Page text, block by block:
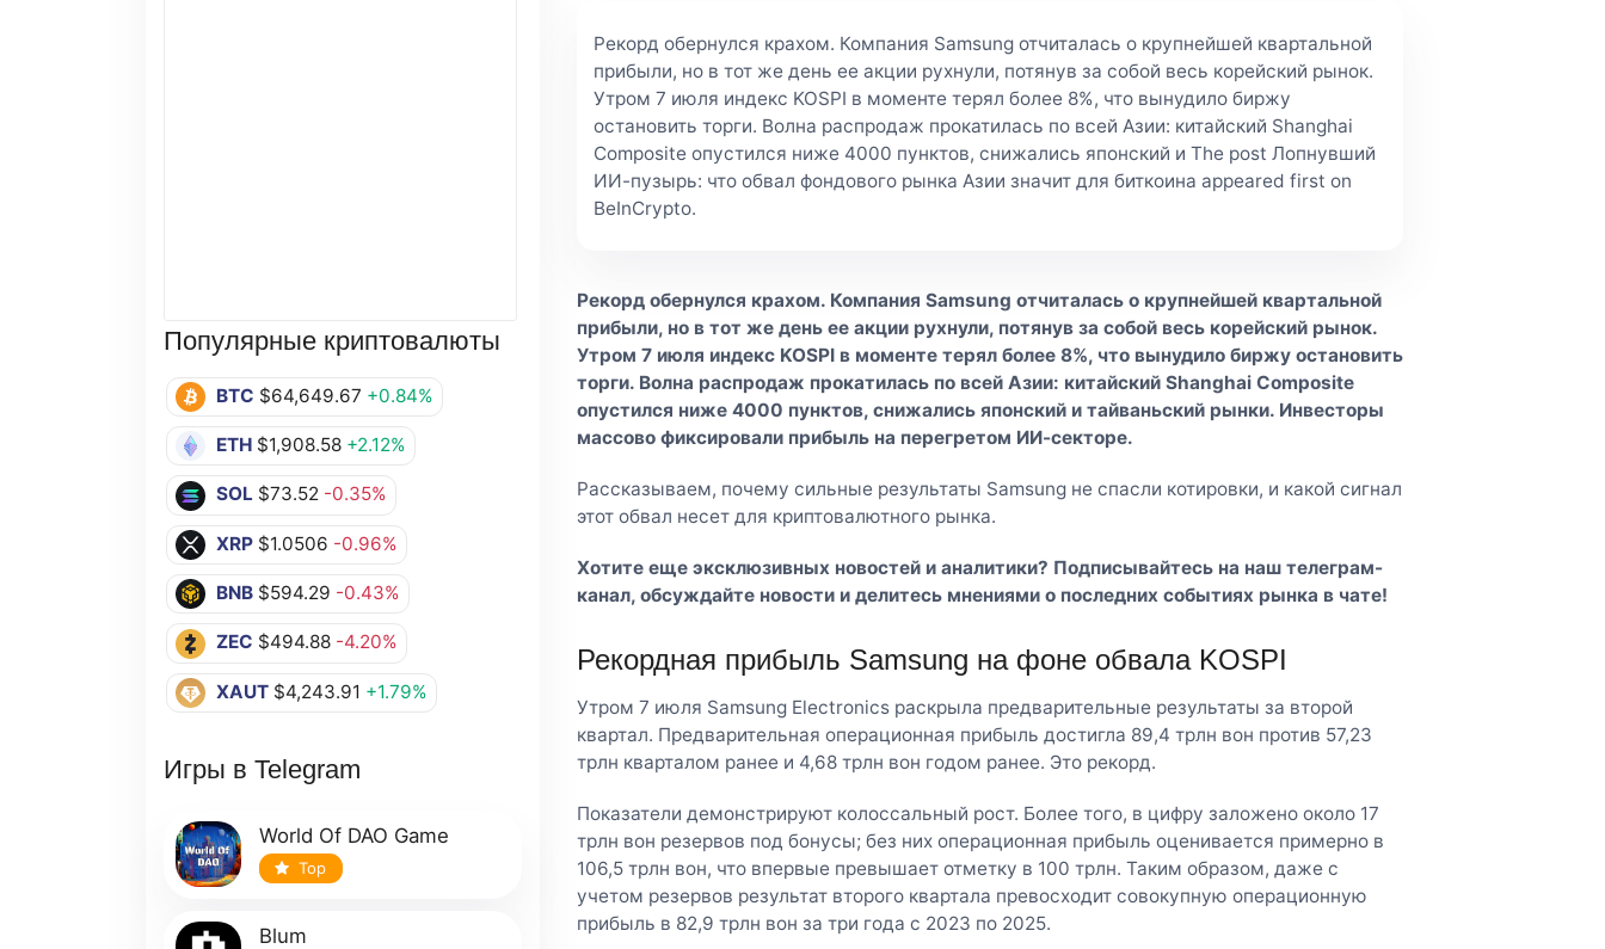
Популярные криптовалюты
BTC $64,649.67 +0.84%
ETH $1,908.58 +2.12%
SOL $73.52 -0.35%
XRP $1.0506 -0.96%
BNB $594.29 -0.43%
ZEC $494.88 -4.20%
XAUT $4,243.91 +1.79%
Игры в Telegram
World Of DAO Game
Top
Blum
Рекорд обернулся крахом. Компания Samsung отчиталась о крупнейшей квартальной
прибыли, но в тот же день ее акции рухнули, потянув за собой весь корейский рынок.
Утром 7 июля индекс KOSPI в моменте терял более 8%, что вынудило биржу
остановить торги. Волна распродаж прокатилась по всей Азии: китайский Shanghai
Composite опустился ниже 4000 пунктов, снижались японский и The post Лопнувший
ИИ-пузырь: что обвал фондового рынка Азии значит для биткоина appeared first on
BeInCrypto.
Рекорд обернулся крахом. Компания Samsung отчиталась о крупнейшей квартальной
прибыли, но в тот же день ее акции рухнули, потянув за собой весь корейский рынок.
Утром 7 июля индекс KOSPI в моменте терял более 8%, что вынудило биржу остановить
торги. Волна распродаж прокатилась по всей Азии: китайский Shanghai Composite
опустился ниже 4000 пунктов, снижались японский и тайваньский рынки. Инвесторы
массово фиксировали прибыль на перегретом ИИ-секторе.
Рассказываем, почему сильные результаты Samsung не спасли котировки, и какой сигнал
этот обвал несет для криптовалютного рынка.
Хотите еще эксклюзивных новостей и аналитики? Подписывайтесь на наштелеграм-
канал, обсуждайте новости и делитесь мнениями о последних событиях рынка в чате!
Рекордная прибыль Samsung на фоне обвала KOSPI
Утром 7 июля Samsung Electronics раскрыла предварительные результаты за второй
квартал. Предварительная операционная прибыль достигла 89,4 трлн вон против 57,23
трлн кварталом ранее и 4,68 трлн вон годом ранее. Это рекорд.
Показатели демонстрируют колоссальный рост. Более того, в цифру заложено около 17
трлн вон резервов под бонусы; без них операционная прибыль оценивается примерно в
106,5 трлн вон, что впервые превышает отметку в 100 трлн. Таким образом, даже с
учетом резервов результат второго квартала превосходит совокупную операционную
прибыль в 82,9 трлн вон за три года с 2023 по 2025.